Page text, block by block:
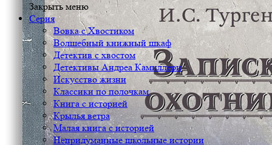
Закрыть меню
Серия
Вовка с Хвостиком
Волшебный книжный шкаф
Детектив с хвостом
Детективы Андреа Камиллери
Искусство жизни
Классики по полочкам
Книга с историей
Крылья ветра
Малая книга с историей
Непридуманные школьные истории